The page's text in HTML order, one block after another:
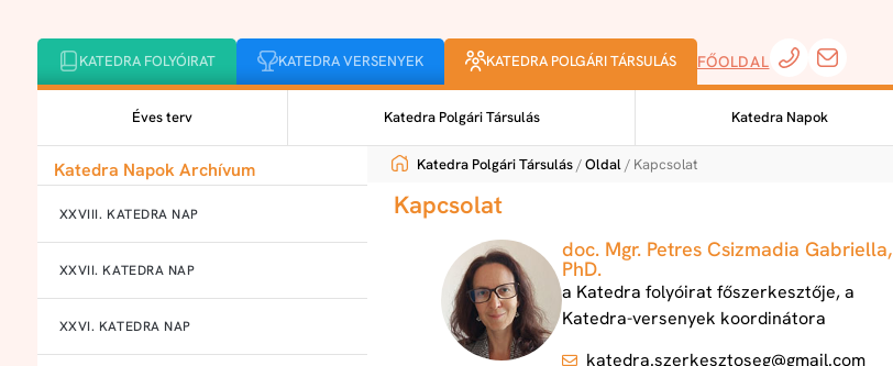
KATEDRA FOLYÓIRAT KATEDRA VERSENYEK KATEDRA POLGÁRI TÁRSULÁS FŐOLDAL
Éves terv Katedra Polgári Társulás Katedra Napok
Katedra Napok Archívum
XXVIII. KATEDRA NAP
XXVII. KATEDRA NAP
XXVI. KATEDRA NAP
Katedra Polgári Társulás/Oldal/ Kapcsolat
Kapcsolat
doc. Mgr. Petres Csizmadia Gabriella,
PhD.
a Katedra folyóirat főszerkesztője, a
Katedra-versenyek koordinátora
katedra​.szerkesztoseg@​gmail.​com